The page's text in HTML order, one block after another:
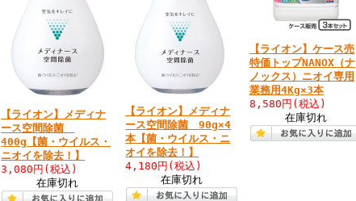
【ライオン】メディナ
ース空間除菌
400g【菌・ウイルス・
ニオイを除去！】
3,080円 (税込)
在庫切れ
【ライオン】メディナ
ース空間除菌 90g×4
本【菌・ウイルス・ニ
オイを除去！】
4,180円 (税込)
在庫切れ
【ライオン】ケース売
特価トップNANOX（ナ
ノックス）ニオイ専用
業務用4Kg×3本
8,580円 (税込)
在庫切れ